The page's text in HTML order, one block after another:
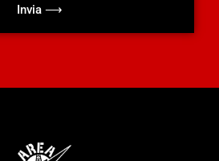
Invia ⟶